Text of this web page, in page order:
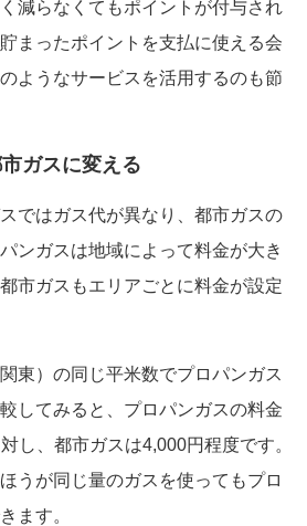
減らなくてもポイントが付与され
まったポイントを支払に使える会
ようなサービスを活用するのも節
ガスに変える
ではガス代が異なり、都市ガスの
ンガスは地域によって料金が大き
市ガスもエリアごとに料金が設定
東）の同じ平米数でプロパンガス
してみると、プロパンガスの料金
し、都市ガスは4,000円程度です。
うが同じ量のガスを使ってもプロ
ます。